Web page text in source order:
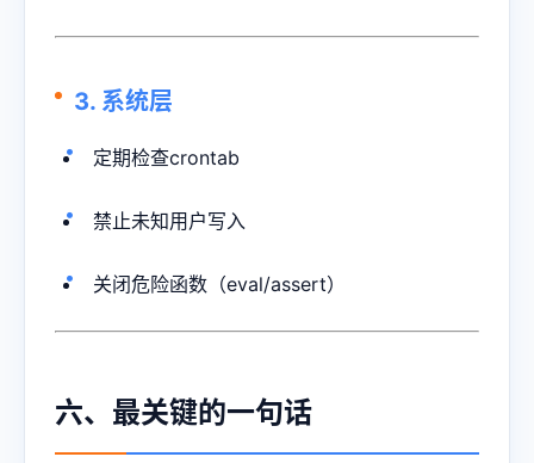
3. 系统层
定期检查crontab
禁止未知用户写入
关闭危险函数（eval/assert）
六、最关键的一句话